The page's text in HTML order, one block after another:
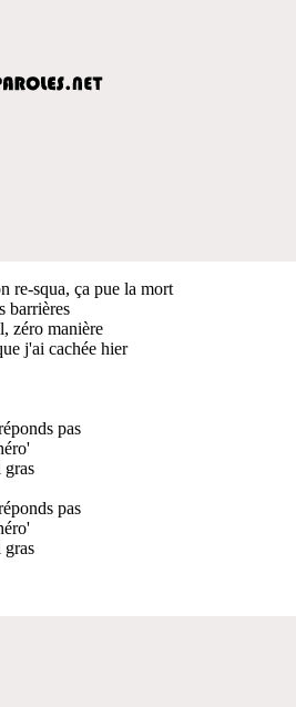
re-squa, ça pue la mort
barrières
zéro manière
j'ai cachée hier
pas
gras
pas
gras